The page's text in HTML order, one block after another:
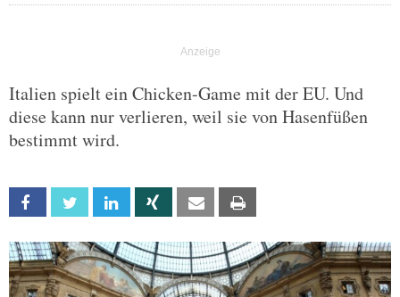
Italien spielt ein Chicken-Game mit der EU. Und
diese kann nur verlieren, weil sie von Hasenfüßen
bestimmt wird.
Facebook Twitter Linkedin Xing Email